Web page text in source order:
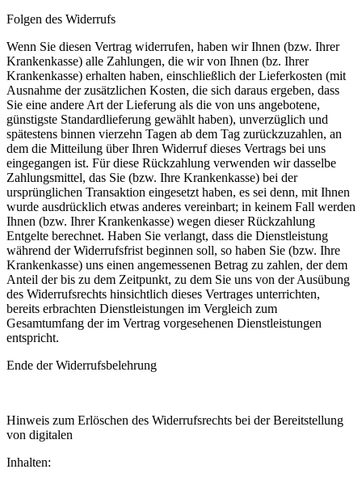
Folgen des Widerrufs
Wenn Sie diesen Vertrag widerrufen, haben wir Ihnen (bzw. Ihrer
Krankenkasse) alle Zahlungen, die wir von Ihnen (bz. Ihrer
Krankenkasse) erhalten haben, einschließlich der Lieferkosten (mit
Ausnahme der zusätzlichen Kosten, die sich daraus ergeben, dass
Sie eine andere Art der Lieferung als die von uns angebotene,
günstigste Standardlieferung gewählt haben), unverzüglich und
spätestens binnen vierzehn Tagen ab dem Tag zurückzuzahlen, an
dem die Mitteilung über Ihren Widerruf dieses Vertrags bei uns
eingegangen ist. Für diese Rückzahlung verwenden wir dasselbe
Zahlungsmittel, das Sie (bzw. Ihre Krankenkasse) bei der
ursprünglichen Transaktion eingesetzt haben, es sei denn, mit Ihnen
wurde ausdrücklich etwas anderes vereinbart; in keinem Fall werden
Ihnen (bzw. Ihrer Krankenkasse) wegen dieser Rückzahlung
Entgelte berechnet. Haben Sie verlangt, dass die Dienstleistung
während der Widerrufsfrist beginnen soll, so haben Sie (bzw. Ihre
Krankenkasse) uns einen angemessenen Betrag zu zahlen, der dem
Anteil der bis zu dem Zeitpunkt, zu dem Sie uns von der Ausübung
des Widerrufsrechts hinsichtlich dieses Vertrages unterrichten,
bereits erbrachten Dienstleistungen im Vergleich zum
Gesamtumfang der im Vertrag vorgesehenen Dienstleistungen
entspricht.
Ende der Widerrufsbelehrung
Hinweis zum Erlöschen des Widerrufsrechts bei der Bereitstellung
von digitalen
Inhalten: